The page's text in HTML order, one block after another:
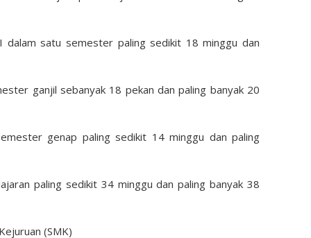
dalam satu semester paling sedikit 18 minggu dan
ganjil sebanyak 18 pekan dan paling banyak 20
genap paling sedikit 14 minggu dan paling
paling sedikit 34 minggu dan paling banyak 38
(SMK)